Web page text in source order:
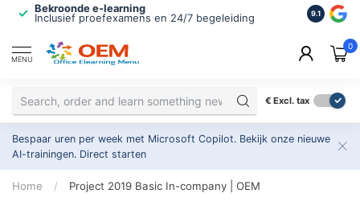
Bekroonde e-learning
Inclusief proefexamens en 24/7 begeleiding
ISO
2.500+
9.1
MENU
0
€ Excl. tax
Bespaar uren per week met Microsoft Copilot. Bekijk onze nieuwe
AI-trainingen. Direct starten
Home / Project 2019 Basic In-company | OEM